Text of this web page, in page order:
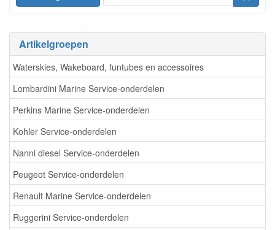
Artikelgroepen
Waterskies, Wakeboard, funtubes en accessoires
Lombardini Marine Service-onderdelen
Perkins Marine Service-onderdelen
Kohler Service-onderdelen
Nanni diesel Service-onderdelen
Peugeot Service-onderdelen
Renault Marine Service-onderdelen
Ruggerini Service-onderdelen